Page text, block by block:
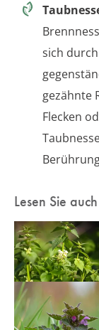
sich
gezähnte
Flecken
Lesen Sie auch